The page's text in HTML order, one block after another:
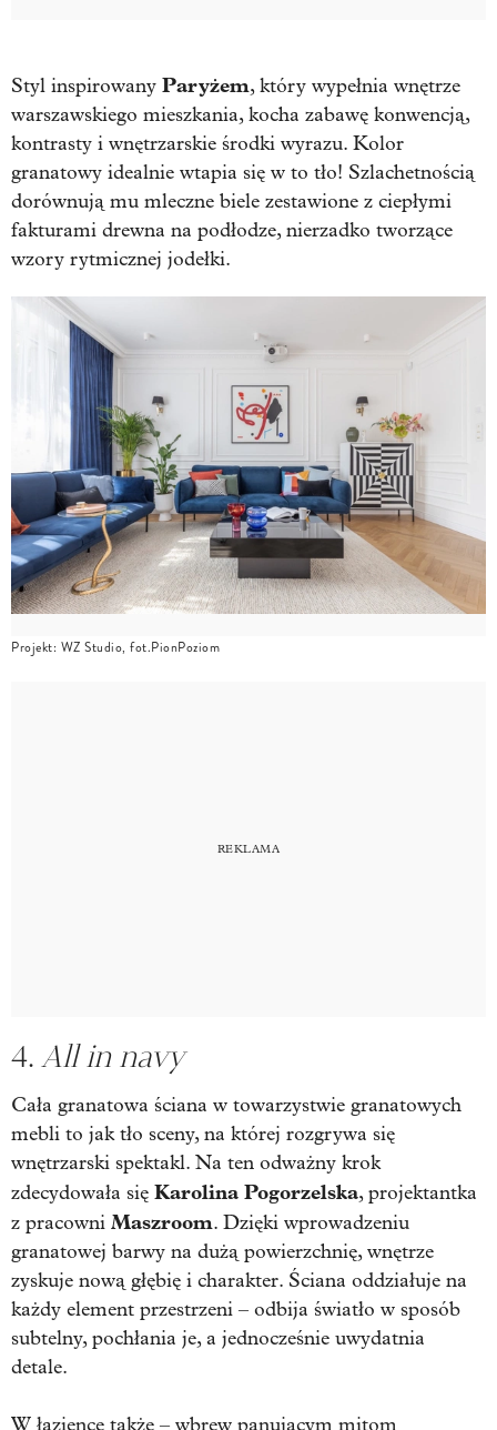
Styl inspirowany Paryżem, który wypełnia wnętrze
warszawskiego mieszkania, kocha zabawę konwencją,
kontrasty i wnętrzarskie środki wyrazu. Kolor
granatowy idealnie wtapia się w to tło! Szlachetnością
dorównują mu mleczne biele zestawione z ciepłymi
fakturami drewna na podłodze, nierzadko tworzące
wzory rytmicznej jodełki.
Projekt: WZ Studio, fot.PionPoziom
4. All in navy
Cała granatowa ściana w towarzystwie granatowych
mebli to jak tło sceny, na której rozgrywa się
wnętrzarski spektakl. Na ten odważny krok
zdecydowała się Karolina Pogorzelska, projektantka
z pracowni Maszroom. Dzięki wprowadzeniu
granatowej barwy na dużą powierzchnię, wnętrze
zyskuje nową głębię i charakter. Ściana oddziałuje na
każdy element przestrzeni – odbija światło w sposób
subtelny, pochłania je, a jednocześnie uwydatnia
detale.
W łazience także – wbrew panującym mitom